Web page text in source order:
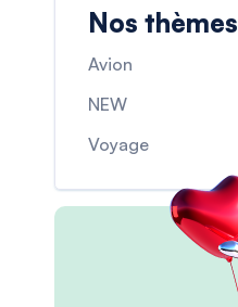
Nos thèmes
Avion
NEW
Voyage